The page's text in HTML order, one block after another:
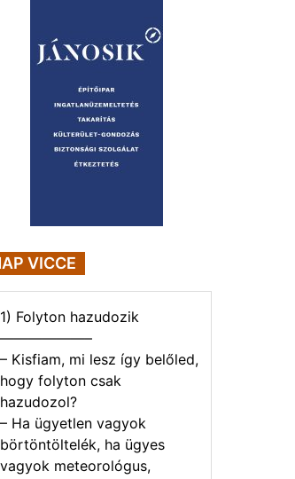
VICCE
1) Folyton hazudozik
——————–
– Kisfiam, mi lesz így belőled,
hogy folyton csak
hazudozol?
– Ha ügyetlen vagyok
börtöntöltelék, ha ügyes
vagyok meteorológus,